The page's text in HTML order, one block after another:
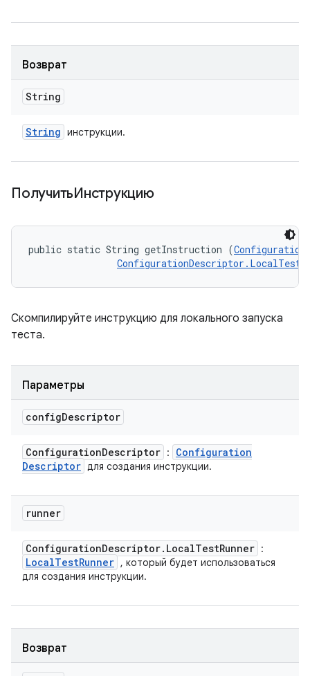
Возврат
String
String инструкции.
ПолучитьИнструкцию
public static String getInstruction (
Скомпилируйте инструкцию для локального запуска
теста.
Параметры
configDescriptor
ConfigurationDescriptor :
Configuration
Descriptor для создания инструкции.
runner
ConfigurationDescriptor. LocalTestRunner :
LocalTestRunner , который будет использоваться
для создания инструкции.
Возврат